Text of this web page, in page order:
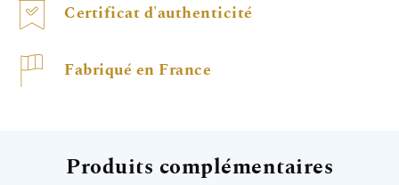
Certificat d'authenticité
Fabriqué en France
Produits complémentaires